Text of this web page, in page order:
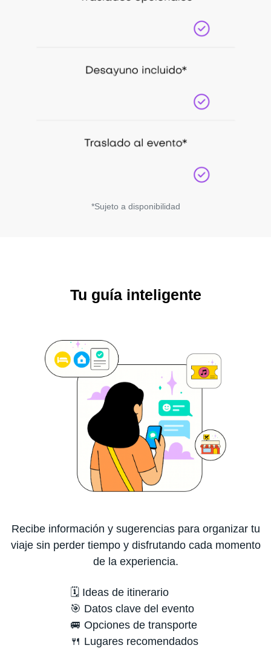
*Sujeto a disponibilidad
Tu guía inteligente
Recibe información y sugerencias para organizar tu
viaje sin perder tiempo y disfrutando cada momento
de la experiencia.
🗓️ Ideas de itinerario
🎯 Datos clave del evento
🚐 Opciones de transporte
🍴 Lugares recomendados